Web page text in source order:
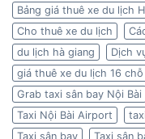
Bảng giá thuê xe du lịch
Cho thuê xe du lịch
du lịch hà giang
Dịch
giá thuê xe du lịch 16 chỗ
Grab taxi sân bay Nội Bài
Taxi Nội Bài Airport
Taxi sân bay
Taxi sân